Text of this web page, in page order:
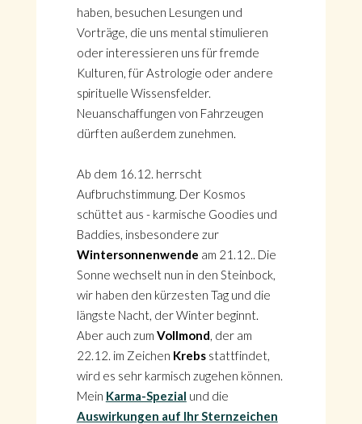
haben, besuchen Lesungen und
Vorträge, die uns mental stimulieren
oder interessieren uns für fremde
Kulturen, für Astrologie oder andere
spirituelle Wissensfelder.
Neuanschaffungen von Fahrzeugen
dürften außerdem zunehmen.
Ab dem 16.12. herrscht
Aufbruchstimmung. Der Kosmos
schüttet aus - karmische Goodies und
Baddies, insbesondere zur
Wintersonnenwende am 21.12.. Die
Sonne wechselt nun in den Steinbock,
wir haben den kürzesten Tag und die
längste Nacht, der Winter beginnt.
Aber auch zum Vollmond, der am
22.12. im Zeichen Krebsstattfindet,
wird es sehr karmisch zugehen können.
Mein Karma-Spezial und die
Auswirkungen auf Ihr Sternzeichen